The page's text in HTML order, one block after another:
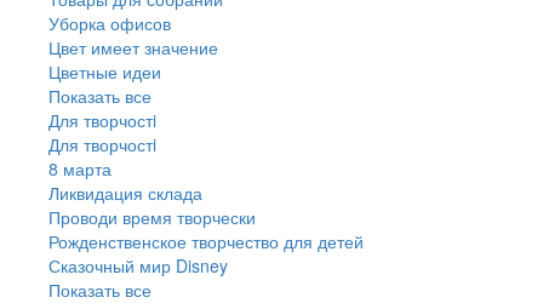
Уборка офисов
Цвет имеет значение
Цветные идеи
Показать все
Для творчостi
Для творчостi
8 марта
Ликвидация склада
Проводи время творчески
Рожденственское творчество для детей
Сказочный мир Disney
Показать все